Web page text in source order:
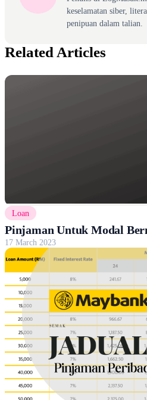
keselamatan siber,
penipuan dalam talian.
Related Articles
Loan
Pinjaman Untuk Modal
17 March 2023